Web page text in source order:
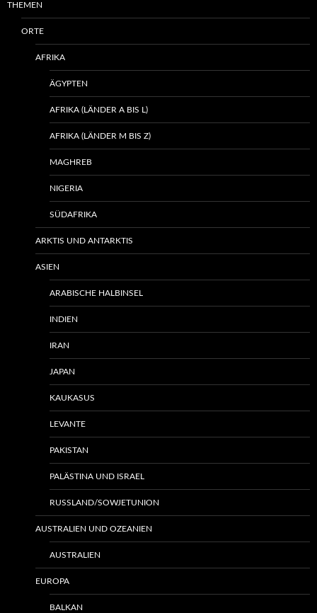
THEMEN
ORTE
AFRIKA
ÄGYPTEN
AFRIKA (LÄNDER A BIS L)
AFRIKA (LÄNDER M BIS Z)
MAGHREB
NIGERIA
SÜDAFRIKA
ARKTIS UND ANTARKTIS
ASIEN
ARABISCHE HALBINSEL
INDIEN
IRAN
JAPAN
KAUKASUS
LEVANTE
PAKISTAN
PALÄSTINA UND ISRAEL
RUSSLAND/SOWJETUNION
AUSTRALIEN UND OZEANIEN
AUSTRALIEN
EUROPA
BALKAN